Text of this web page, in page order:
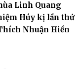
Linh Quang
Húy kị lần thứ
Nhuận Hiền